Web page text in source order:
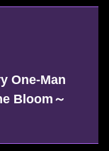
One-Man
Bloom～